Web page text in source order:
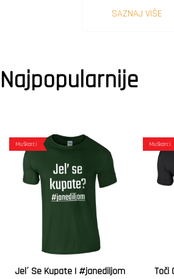
SAZNAJ VIŠE
Najpopularnije
Muškarci
Jel´ Se Kupate | #janediljom
Muškarci
Toči